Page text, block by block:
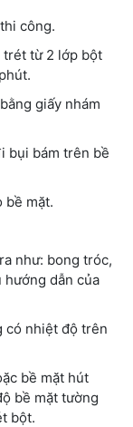
công.
trét từ 2 lớp bột
giấy nhám
bụi bám trên bề
bề mặt.
như: bong tróc,
hướng dẫn của
có nhiệt độ trên
bề mặt hút
bề mặt tường
bột.